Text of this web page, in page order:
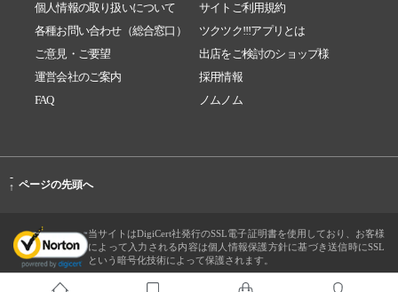
個人情報の取り扱いについて
サイトご利用規約
各種お問い合わせ（総合窓口）
ツクツク!!!アプリとは
ご意見・ご要望
出店をご検討のショップ様
運営会社のご案内
採用情報
FAQ
ノムノム
-
↑ ページの先頭へ
当サイトはDigiCert社発行のSSL電子証明書を使用しており、お客様
によって入力される内容は個人情報保護方針に基づき送信時にSSL
という暗号化技術によって保護されます。